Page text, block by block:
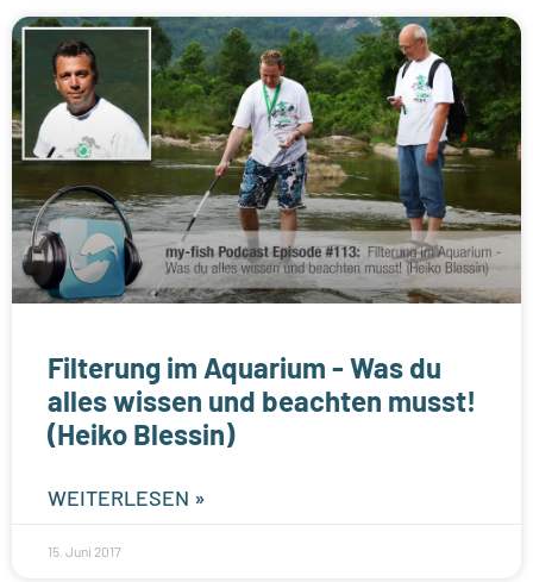
Filterung im Aquarium - Was du
alles wissen und beachten musst!
(Heiko Blessin)
WEITERLESEN »
15. Juni 2017